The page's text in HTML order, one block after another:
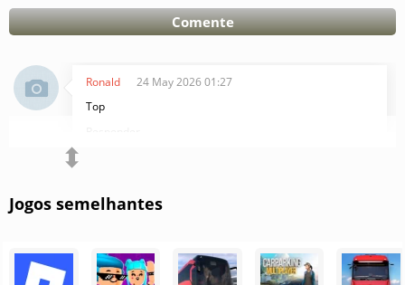
Comente
Ronald
24 May 2026 01:27
Top
⬍
Jogos semelhantes